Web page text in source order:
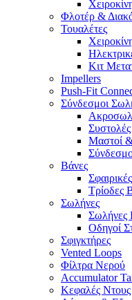
Φλοτέρ &
Τουαλέτες
Κιτ
Impellers
Push-Fit
Σύνδεσμοι
Συστολές
Μαστοί
Βάνες
Τρίοδες
Σωλήνες
Σωλήνες
Οδηγοί
Σφιγκτήρες
Vented Loops
Φίλτρα Νερού
Accumulator
Κεφαλές